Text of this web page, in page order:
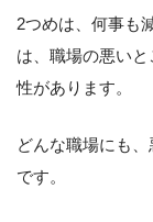
2つめは、何事も
は、職場の悪い
性があります。
どんな職場にも
です。